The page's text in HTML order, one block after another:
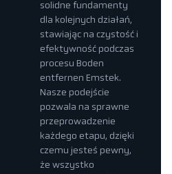
solidne fundamenty
dla kolejnych działań,
stawiając na czystość i
efektywność podczas
procesu Boden
entfernen Emstek.
Nasze podejście
pozwala na sprawne
przeprowadzenie
każdego etapu, dzięki
czemu jesteś pewny,
że wszystko